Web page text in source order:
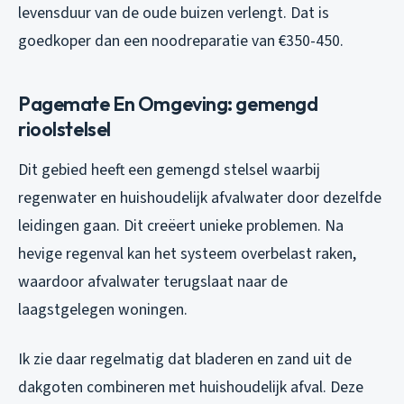
levensduur van de oude buizen verlengt. Dat is
goedkoper dan een noodreparatie van €350-450.
Pagemate En Omgeving: gemengd
rioolstelsel
Dit gebied heeft een gemengd stelsel waarbij
regenwater en huishoudelijk afvalwater door dezelfde
leidingen gaan. Dit creëert unieke problemen. Na
hevige regenval kan het systeem overbelast raken,
waardoor afvalwater terugslaat naar de
laagstgelegen woningen.
Ik zie daar regelmatig dat bladeren en zand uit de
dakgoten combineren met huishoudelijk afval. Deze